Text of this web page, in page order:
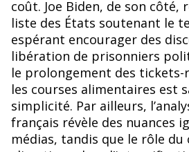
coût. Joe Biden, de son côté,
liste des États soutenant le
espérant encourager des
libération de prisonniers
le prolongement des
les courses alimentaires est
simplicité. Par ailleurs,
français révèle des nuances
médias, tandis que le rôle du